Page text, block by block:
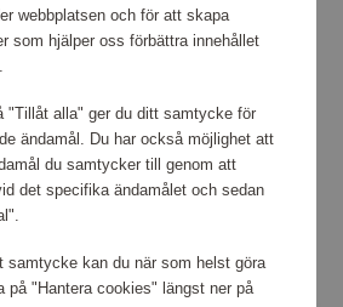
webbplatsen och för att skapa
som hjälper oss förbättra innehållet
"Tillåt alla" ger du ditt samtycke för
ändamål. Du har också möjlighet att
du samtycker till genom att
det specifika ändamålet och sedan
samtycke kan du när som helst göra
på "Hantera cookies" längst ner på